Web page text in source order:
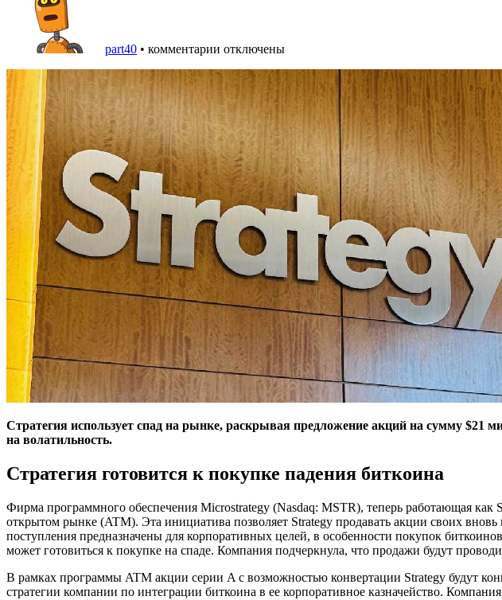
part40 • комментарии отключены
Стратегия использует спад на рынке, раскрывая предложение акций на сумму $21
на волатильность.
Стратегия готовится к покупке падения биткоина
Фирма программного обеспечения Microstrategy (Nasdaq: MSTR), теперь работающая
открытом рынке (ATM). Эта инициатива позволяет Strategy продавать акции своих
поступления предназначены для корпоративных целей, в особенности покупок
может готовиться к покупке на спаде. Компания подчеркнула, что продажи будут
В рамках программы ATM акции серии A с возможностью конвертации Strategy будут
стратегии компании по интеграции биткоина в ее корпоративное казначейство. Компания